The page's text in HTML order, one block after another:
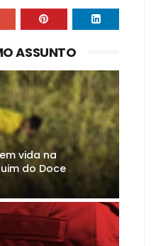
ASSUNTO
vida na
do Doce